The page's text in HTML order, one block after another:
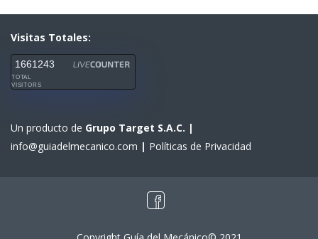
Visitas Totales:
1661243
TOTAL
VISITORS
Un producto de Grupo Target S.A.C. |
info@guiadelmecanico.com | Políticas de Privacidad